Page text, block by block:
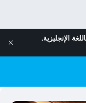
الإنجليزية.